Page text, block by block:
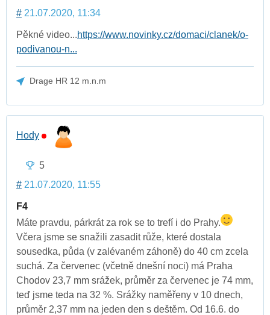
# 21.07.2020, 11:34
Pěkné video...https://www.novinky.cz/domaci/clanek/o-
podivanou-n...
Drage HR 12 m.n.m
Hody
5
# 21.07.2020, 11:55
F4
Máte pravdu, párkrát za rok se to trefí i do Prahy.
Včera jsme se snažili zasadit růže, které dostala
sousedka, půda (v zalévaném záhoně) do 40 cm zcela
suchá. Za červenec (včetně dnešní noci) má Praha
Chodov 23,7 mm srážek, průměr za červenec je 74 mm,
teď jsme teda na 32 %. Srážky naměřeny v 10 dnech,
průměr 2,37 mm na jeden den s deštěm. Od 16.6. do